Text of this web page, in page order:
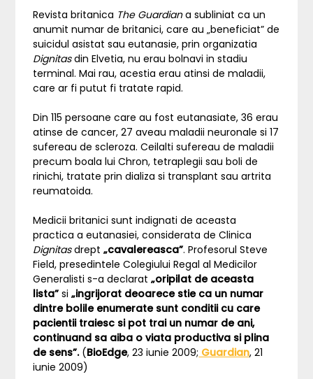
Revista britanica The Guardiana subliniat ca un
anumit numar de britanici, care au „beneficiat” de
suicidul asistat sau eutanasie, prin organizatia
Dignitasdin Elvetia, nu erau bolnavi in stadiu
terminal. Mai rau, acestia erau atinsi de maladii,
care ar fi putut fi tratate rapid.
Din 115 persoane care au fost eutanasiate, 36 erau
atinse de cancer, 27 aveau maladii neuronale si 17
sufereau de scleroza. Ceilalti sufereau de maladii
precum boala lui Chron, tetraplegii sau boli de
rinichi, tratate prin dializa si transplant sau artrita
reumatoida.
Medicii britanici sunt indignati de aceasta
practica a eutanasiei, considerata de Clinica
Dignitasdrept„cavalereasca”. Profesorul Steve
Field, presedintele Colegiului Regal al Medicilor
Generalisti s-a declarat„oripilat de aceasta
lista” si„ingrijorat deoarece stie ca un numar
dintre bolile enumerate sunt conditii cu care
pacientii traiesc si pot trai un numar de ani,
continuand sa aiba o viata productiva si plina
de sens”.(BioEdge, 23 iunie 2009; Guardian, 21
iunie 2009)